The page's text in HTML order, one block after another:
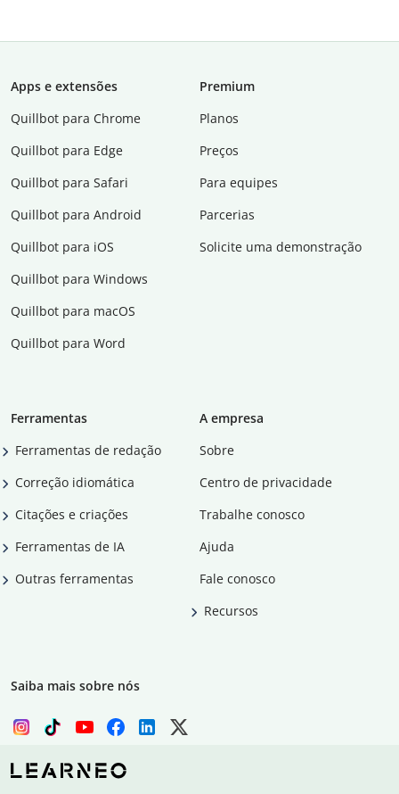
Apps e extensões
Quillbot para Chrome
Quillbot para Edge
Quillbot para Safari
Quillbot para Android
Quillbot para iOS
Quillbot para Windows
Quillbot para macOS
Quillbot para Word
Premium
Planos
Preços
Para equipes
Parcerias
Solicite uma demonstração
Ferramentas
Ferramentas de redação
Correção idiomática
Citações e criações
Ferramentas de IA
Outras ferramentas
A empresa
Sobre
Centro de privacidade
Trabalhe conosco
Ajuda
Fale conosco
Recursos
Saiba mais sobre nós